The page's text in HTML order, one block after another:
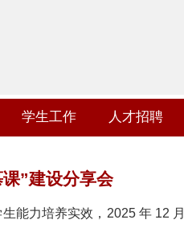
学生工作 人才招聘
”建设分享会
能力培养实效，2025 年 12